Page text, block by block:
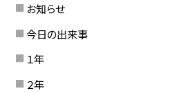
お知らせ
今日の出来事
１年
２年